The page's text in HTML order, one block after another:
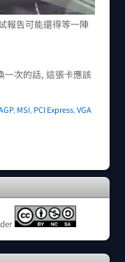
報告可能還得等一陣
一次的話, 這張卡應該
, MSI, PCI Express,VGA